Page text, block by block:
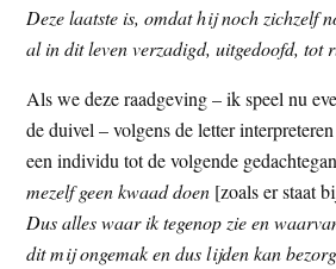
Deze laatste is, omdat hij noch zichzelf
al in dit leven verzadigd, uitgedoofd, tot
Als we deze raadgeving – ik speel nu
de duivel – volgens de letter
een individu tot de volgende
mezelf geen kwaad doen [zoals er staat
Dus alles waar ik tegenop zie en
dit mij ongemak en dus lijden kan